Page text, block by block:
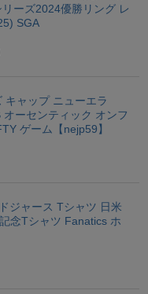
ーズ2024優勝リング レ
SGA
キャップ ニューエラ
オーセンティック オンフ
ゲーム【nejp59】
ジャース Tシャツ 日米
念Tシャツ Fanatics ホ